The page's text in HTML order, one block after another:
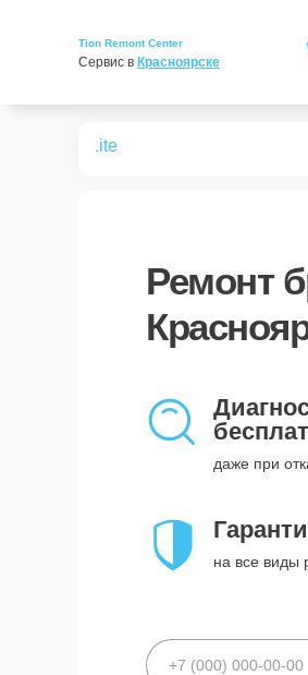
Tion Remont Center
Сервис в Красноярске
Lite
Ремонт
даже при
на все виды